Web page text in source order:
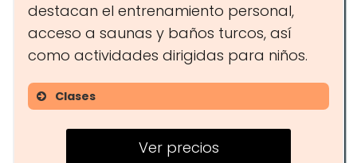
destacan el entrenamiento personal,
acceso a saunas y baños turcos, así
como actividades dirigidas para niños.
Clases
Entrenamiento personal
Actividades dirigidas para niños
Ver precios